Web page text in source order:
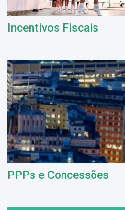
Incentivos Fiscais
PPPs e Concessões